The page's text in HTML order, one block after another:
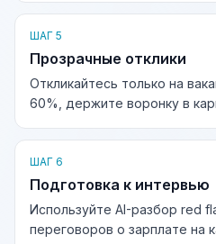
ШАГ 5
Прозрачные отклики
Откликайтесь только на
60%, держите воронку в
ШАГ 6
Подготовка к интервью
Используйте AI-разбор red
переговоров о зарплате на